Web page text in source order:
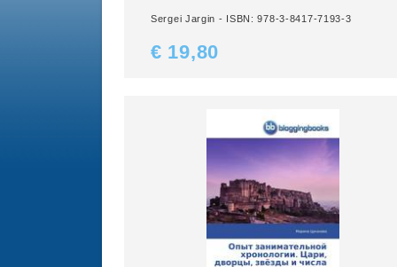
Sergei Jargin - ISBN: 978-3-8417-7193-3
€ 19,80